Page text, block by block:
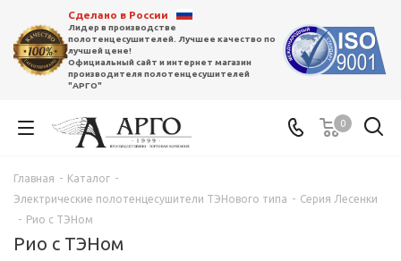
Сделано в России
Лидер в производстве
полотенцесушителей. Лучшее качество по
лучшей цене!
Официальный сайт и интернет магазин
производителя полотенцесушителей
"АРГО"
0
Главная - Каталог -
Электрические полотенцесушители ТЭНового типа - Серия Лесенки
- Рио с ТЭНом
Рио с ТЭНом